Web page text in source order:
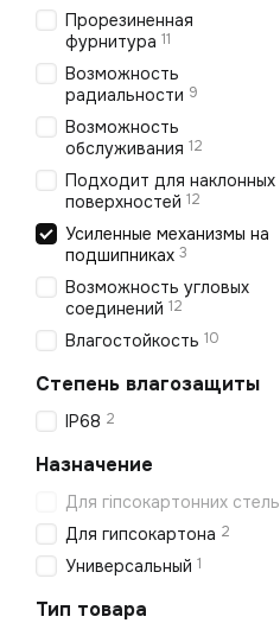
Прорезиненная
фурнитура 11
Возможность
радиальности 9
Возможность
обслуживания 12
Подходит для наклонных
поверхностей 12
Усиленные механизмы на
подшипниках 3
Возможность угловых
соединений 12
Влагостойкость 10
Степень влагозащиты
IP68 2
Назначение
Для гіпсокартонних стель
Для гипсокартона 2
Универсальный 1
Тип товара